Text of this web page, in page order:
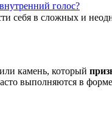
голос?
себя в сложных и
камень, который
выполняются в